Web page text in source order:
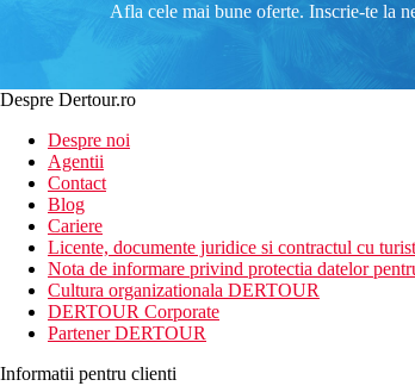
Afla cele mai bune oferte. Inscrie-te la
Despre Dertour.ro
Despre noi
Agentii
Contact
Blog
Cariere
Licente, documente juridice si contractul cu
Nota de informare privind protectia datelor
Cultura organizationala DERTOUR
DERTOUR Corporate
Partener DERTOUR
Informatii pentru clienti